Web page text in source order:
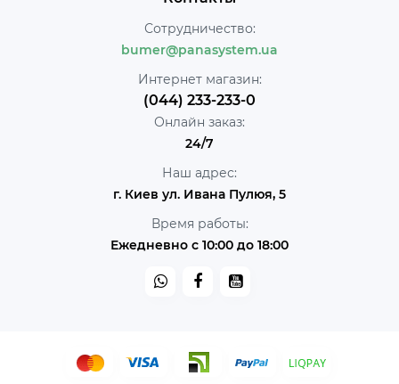
Сотрудничество:
bumer@panasystem.ua
Интернет магазин:
(044) 233-233-0
Онлайн заказ:
24/7
Наш адрес:
г. Киев ул. Ивана Пулюя, 5
Время работы:
Ежедневно с 10:00 до 18:00